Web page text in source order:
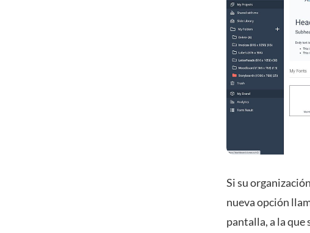
Si su
nueva opción
pantalla, a la